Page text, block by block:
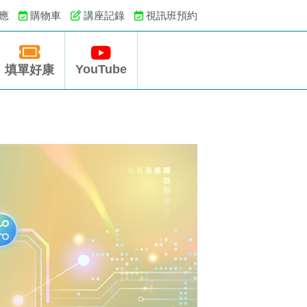
購物車 講座記錄 視訊班預約
填單好康 YouTube